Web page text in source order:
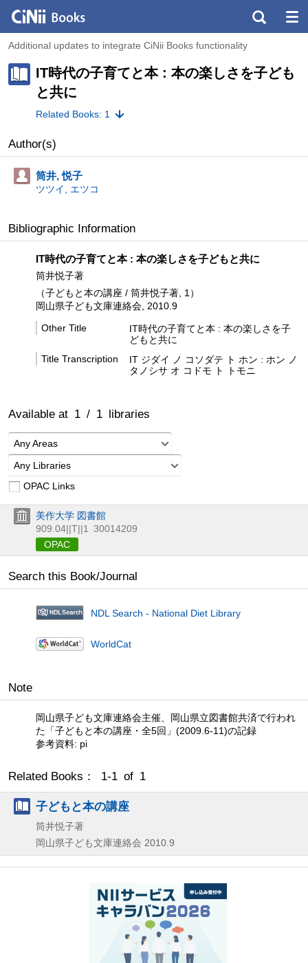
Additional updates to integrate CiNii Books functionality
IT時代の子育てと本 : 本の楽しさを子ども
と共に
Related Books: 1
Author(s)
筒井, 悦子
ツツイ, エツコ
Bibliographic Information
IT時代の子育てと本 : 本の楽しさを子どもと共に
筒井悦子著
（子どもと本の講座 / 筒井悦子著, 1）
岡山県子ども文庫連絡会, 2010.9
Other Title
IT時代の子育てと本 : 本の楽しさを子
どもと共に
Title Transcription
IT ジダイ ノ コソダテ ト ホン : ホン ノ
タノシサ オ コドモ ト トモニ
Available at 1 / 1 libraries
Any Areas
Any Libraries
OPAC Links
美作大学 図書館
909.04||T||1
30014209
OPAC
Search this Book/Journal
NDL Search - National Diet Library
WorldCat
Note
岡山県子ども文庫連絡会主催、岡山県立図書館共済で行われ
た「子どもと本の講座・全5回」(2009.6-11)の記録
参考資料: pi
Related Books： 1-1 of 1
子どもと本の講座
筒井悦子著
岡山県子ども文庫連絡会 2010.9